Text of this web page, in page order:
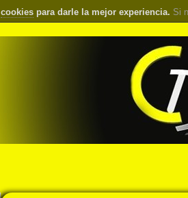
cookies para darle la mejor experiencia. Si